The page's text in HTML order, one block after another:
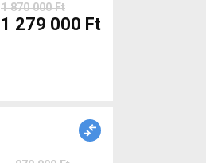
1 870 000 Ft
1 279 000 Ft